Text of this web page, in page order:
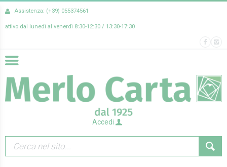
Assistenza: (+39) 055374561
attivo dal lunedì al venerdì 8:30-12:30 / 13:30-17:30
Accedi